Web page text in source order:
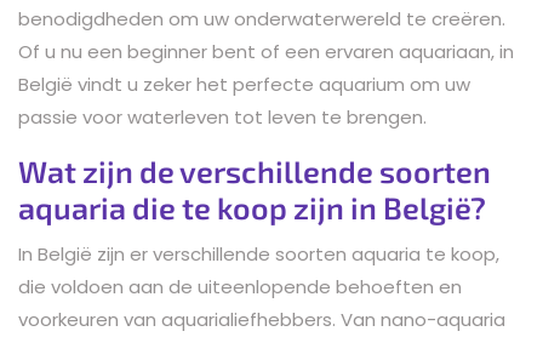
benodigdheden om uw onderwaterwereld te creëren.
Of u nu een beginner bent of een ervaren aquariaan, in
België vindt u zeker het perfecte aquarium om uw
passie voor waterleven tot leven te brengen.
Wat zijn de verschillende soorten
aquaria die te koop zijn in België?
In België zijn er verschillende soorten aquaria te koop,
die voldoen aan de uiteenlopende behoeften en
voorkeuren van aquarialiefhebbers. Van nano-aquaria